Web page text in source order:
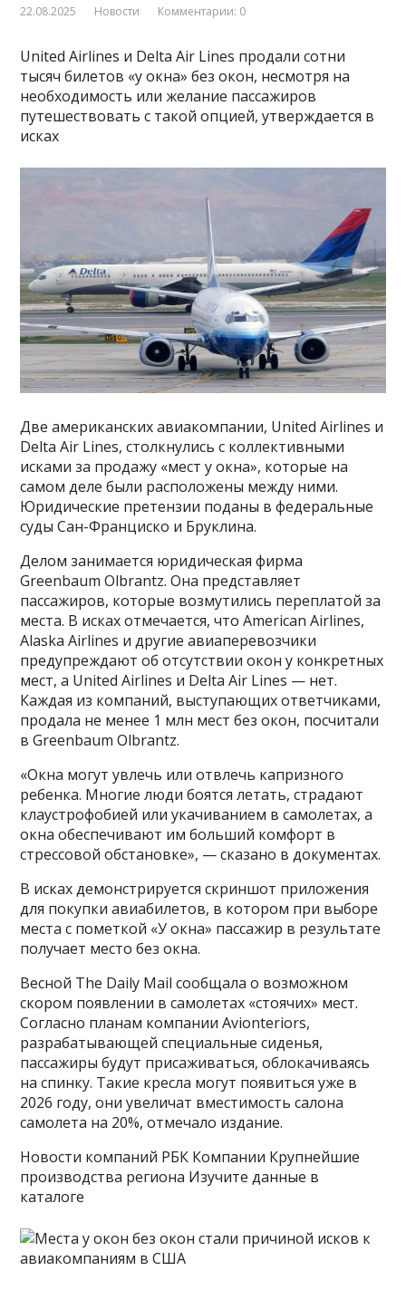
22.08.2025 Новости Комментарии: 0
United Airlines и Delta Air Lines продали сотни
тысяч билетов «у окна» без окон, несмотря на
необходимость или желание пассажиров
путешествовать с такой опцией, утверждается в
исках
Две американских авиакомпании, United Airlines и
Delta Air Lines, столкнулись с коллективными
исками за продажу «мест у окна», которые на
самом деле были расположены между ними.
Юридические претензии поданы в федеральные
суды Сан-Франциско и Бруклина.
Делом занимается юридическая фирма
Greenbaum Olbrantz. Она представляет
пассажиров, которые возмутились переплатой за
места. В исках отмечается, что American Airlines,
Alaska Airlines и другие авиаперевозчики
предупреждают об отсутствии окон у конкретных
мест, а United Airlines и Delta Air Lines — нет.
Каждая из компаний, выступающих ответчиками,
продала не менее 1 млн мест без окон, посчитали
в Greenbaum Olbrantz.
«Окна могут увлечь или отвлечь капризного
ребенка. Многие люди боятся летать, страдают
клаустрофобией или укачиванием в самолетах, а
окна обеспечивают им больший комфорт в
стрессовой обстановке», — сказано в документах.
В исках демонстрируется скриншот приложения
для покупки авиабилетов, в котором при выборе
места с пометкой «У окна» пассажир в результате
получает место без окна.
Весной The Daily Mail сообщала о возможном
скором появлении в самолетах «стоячих» мест.
Согласно планам компании Avionteriors,
разрабатывающей специальные сиденья,
пассажиры будут присаживаться, облокачиваясь
на спинку. Такие кресла могут появиться уже в
2026 году, они увеличат вместимость салона
самолета на 20%, отмечало издание.
Новости компаний РБК Компании Крупнейшие
производства региона Изучите данные в
каталоге